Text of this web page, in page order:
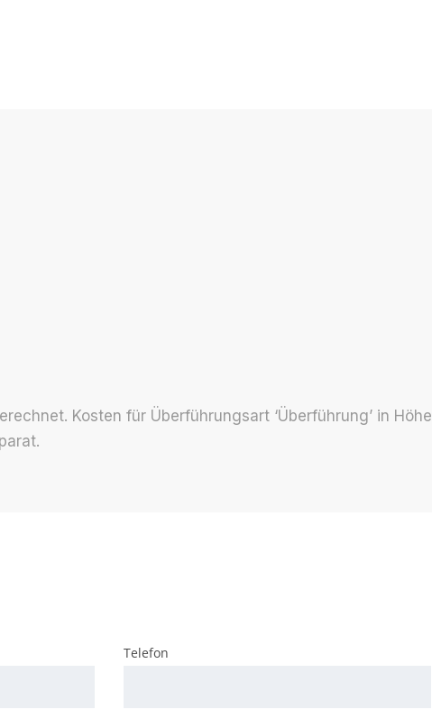
Kosten für Über­­führungsart ‘Über­­führung’ in Höhe
Telefon